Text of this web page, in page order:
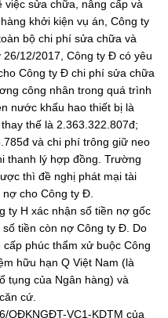
sửa chữa, nâng cấp và
khởi kiện vụ án, Công ty
bộ chi phí sửa chữa và
12/2017, Công ty Đ có yêu
Công ty Đ chi phí sửa chữa
công nhân trong quá trình
nước khấu hao thiết bị là
thế là 2.363.322.807đ;
và chi phí trông giữ neo
thanh lý hợp đồng. Trường
thì đề nghị phát mại tài
cho Công ty Đ.
ty H xác nhận số tiền nợ gốc
tiền còn nợ Công ty Đ. Do
phúc thẩm xử buộc Công
hữu hạn Q Việt Nam (là
tụng của Ngân hàng) và
cứ.
QĐKNGĐT-VC1-KDTM của